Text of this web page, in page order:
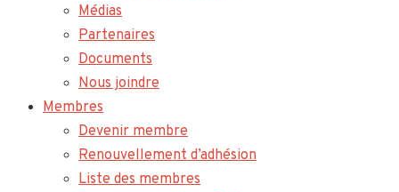
Médias
Partenaires
Documents
Nous joindre
Membres
Devenir membre
Renouvellement d’adhésion
Liste des membres